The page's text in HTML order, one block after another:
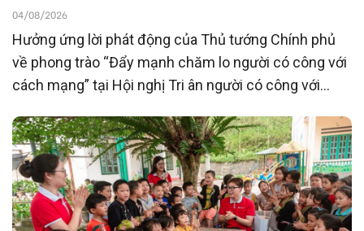
04/08/2026
Hưởng ứng lời phát động của Thủ tướng Chính phủ
về phong trào “Đẩy mạnh chăm lo người có công với
cách mạng” tại Hội nghị Tri ân người có công với
23/7/2026, Ngân hàng TMCP Đông Nam Á
(SeABank) đã ủng hộ 15 tỷ đồng góp phần chăm lo
người có công với cách mạng hướng tới kỷ niệm 80
năm Ngày Thương binh - Liệt sĩ (27/7/1947 -
27/7/2027).